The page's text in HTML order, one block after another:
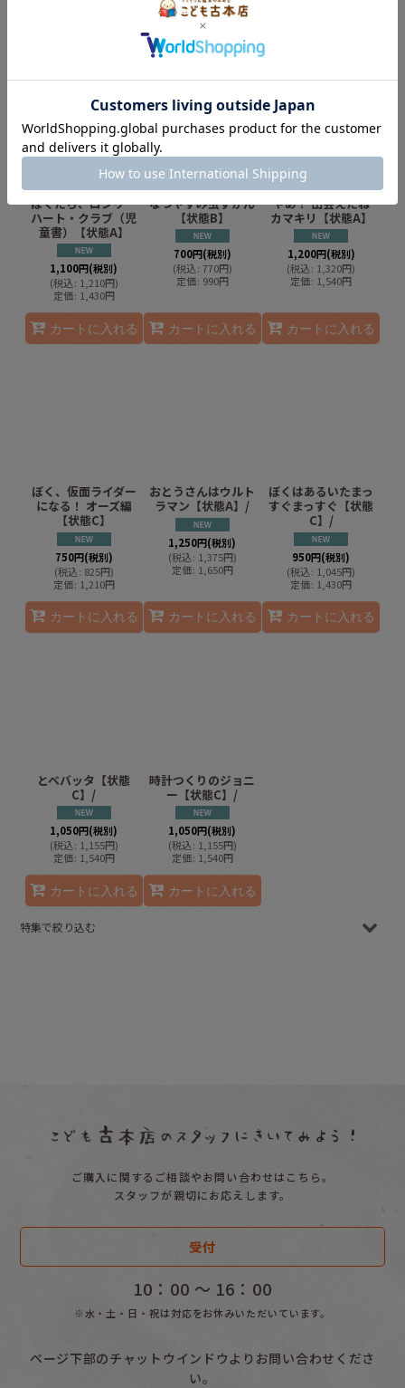
定価:440円
カートに入れる
ぼくたち、ロンリー
ハート・クラブ（児
童書）【状態A】
1,100円(税別)
(税込: 1,210円)
定価: 1,430円
カートに入れる
なつやすみ虫ずかん
【状態B】
700円(税別)
(税込: 770円)
定価: 990円
カートに入れる
やあ！ 出会えたね
カマキリ【状態A】
1,200円(税別)
(税込: 1,320円)
定価: 1,540円
カートに入れる
ぼく、仮面ライダー
になる！ オーズ編
【状態C】
750円(税別)
(税込: 825円)
定価: 1,210円
カートに入れる
おとうさんはウルト
ラマン【状態A】/
1,250円(税別)
(税込: 1,375円)
定価: 1,650円
カートに入れる
ぼくはあるいたまっ
すぐまっすぐ【状態
C】/
950円(税別)
(税込: 1,045円)
定価: 1,430円
カートに入れる
とべバッタ【状態
C】/
1,050円(税別)
(税込: 1,155円)
定価: 1,540円
カートに入れる
時計つくりのジョニ
ー【状態C】/
1,050円(税別)
(税込: 1,155円)
定価: 1,540円
カートに入れる
特集で絞り込む
女の子向け
ロングセラー
のりものの本
ご購入に関するご相談やお問い合わせはこちら。
スタッフが親切にお応えします。
受付
10：00 〜 16：00
※水・土・日・祝は対応をお休みいただいています。
ページ下部のチャットウインドウよりお問い合わせくださ
い。